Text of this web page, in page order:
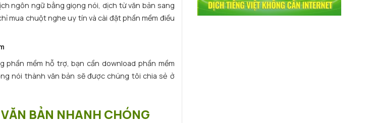
ngôn ngữ bằng giọng nói, dịch từ văn bản sang
mua chuột nghe uy tín và cài đặt phần mềm điều
phần mềm hỗ trợ, bạn cần download phần mềm
nói thành văn bản sẽ được chúng tôi chia sẻ ở
BẢN NHANH CHÓNG